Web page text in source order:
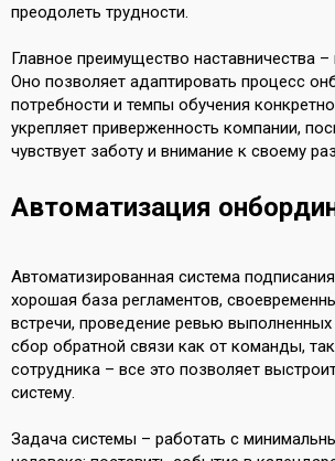
преодолеть трудности.
Главное преимущество наставничества
Оно позволяет адаптировать процесс
потребности и темпы обучения
укрепляет приверженность компании,
чувствует заботу и внимание к своему
Автоматизация
Автоматизированная система
хорошая база регламентов,
встречи, проведение ревью выполненных
сбор обратной связи как от команды,
сотрудника – все это позволяет
систему.
Задача системы – работать с